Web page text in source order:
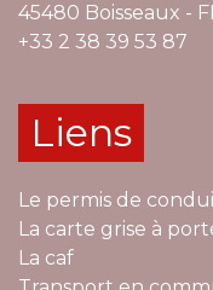
45480 Boisseaux -
+33 2 38 39 53 87
Liens
Le permis de
La carte grise à
La caf